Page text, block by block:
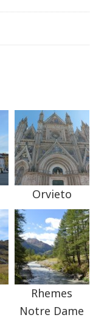
Orvieto
Rhemes
Notre Dame